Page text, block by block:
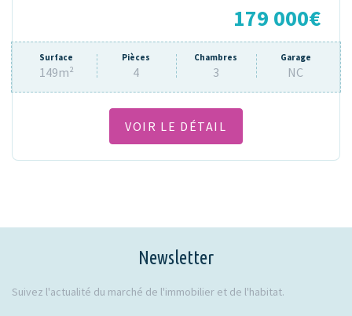
179 000€
Surface
149m²
Pièces
4
Chambres
3
Garage
NC
VOIR LE DÉTAIL
Newsletter
Suivez l'actualité du marché de l'immobilier et de l'habitat.